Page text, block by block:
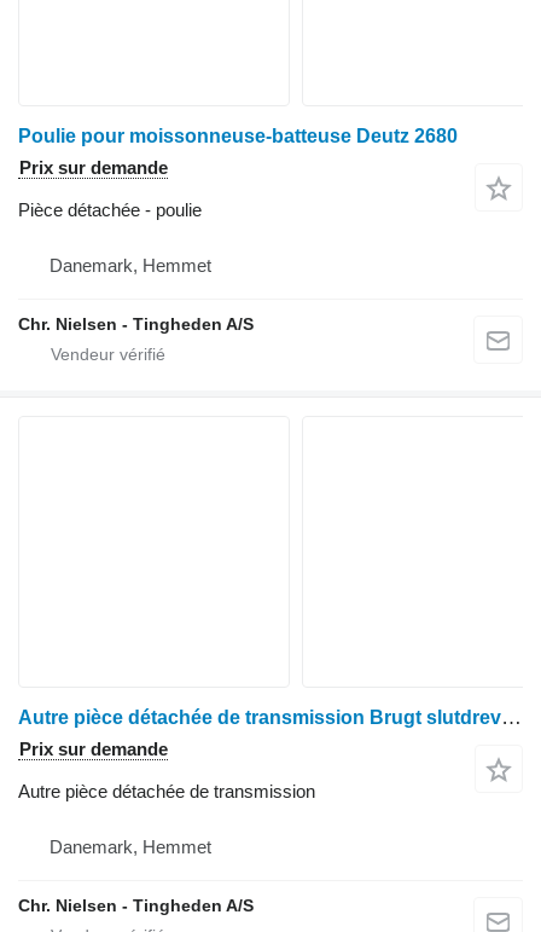
Poulie pour moissonneuse-batteuse Deutz 2680
Prix sur demande
Pièce détachée - poulie
Danemark, Hemmet
Chr. Nielsen - Tingheden A/S
Autre pièce détachée de transmission Brugt slutdrev pour moissonneuse-batteuse Deutz 2680
Prix sur demande
Autre pièce détachée de transmission
Danemark, Hemmet
Chr. Nielsen - Tingheden A/S